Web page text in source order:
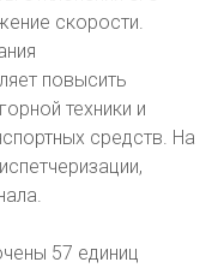
скорости.
повысить
техники и
средств. На
57 единиц